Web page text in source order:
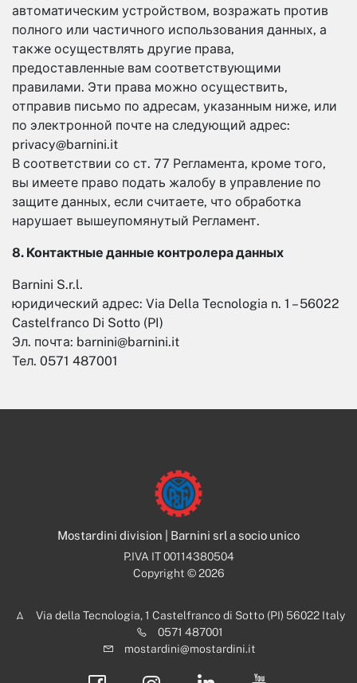
автоматическим устройством, возражать против
полного или частичного использования данных, а
также осуществлять другие права,
предоставленные вам соответствующими
правилами. Эти права можно осуществить,
отправив письмо по адресам, указанным ниже, или
по электронной почте на следующий адрес:
privacy@barnini.it
В соответствии со ст. 77 Регламента, кроме того,
вы имеете право подать жалобу в управление по
защите данных, если считаете, что обработка
нарушает вышеупомянутый Регламент.
8. Контактные данные контролера данных
Barnini S.r.l.
юридический адрес: Via Della Tecnologia n. 1 – 56022
Castelfranco Di Sotto (PI)
Эл. почта: barnini@barnini.it
Тел. 0571 487001
Mostardini division | Barnini srl a socio unico
P.IVA IT 00114380504
Copyright © 2026
Via della Tecnologia, 1 Castelfranco di Sotto (PI) 56022 Italy
0571 487001
mostardini@mostardini.it